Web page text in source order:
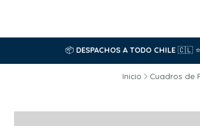
📦 DESPACHOS A TODO CHILE 🇨🇱 ⭐
Inicio Cuadros de